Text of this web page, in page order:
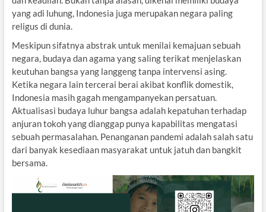
yang adi luhung, Indonesia juga merupakan negara paling
religus di dunia.
Meskipun sifatnya abstrak untuk menilai kemajuan sebuah
negara, budaya dan agama yang saling terikat menjelaskan
keutuhan bangsa yang langgeng tanpa intervensi asing.
Ketika negara lain tercerai berai akibat konflik domestik,
Indonesia masih gagah mengampanyekan persatuan.
Aktualisasi budaya luhur bangsa adalah kepatuhan terhadap
anjuran tokoh yang dianggap punya kapabilitas mengatasi
sebuah permasalahan. Penanganan pandemi adalah salah satu
dari banyak kesediaan masyarakat untuk jatuh dan bangkit
bersama.